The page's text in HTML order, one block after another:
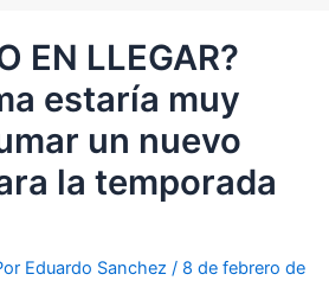
EN LLEGAR?
estaría muy
un nuevo
la temporada
Eduardo Sanchez / 8 de febrero de